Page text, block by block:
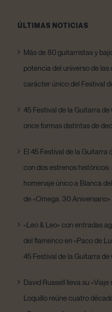
ÚLTIMAS NOTICIAS
Más de 80 guitarristas y
potencia del universo de
carácter único del Festival
45 Festival de la Guitarra
once formas distintas de
El 45 Festival de la Guitarra
con dos estrenos históricos:
homenaje único a Blanca
de «Omega. 30 Aniversario»
«Leo & Leo» con entradas
del flamenco en «Paco de
45 Festival de la Guitarra de
David Russell lleva su
Loquillo reúne cuatro